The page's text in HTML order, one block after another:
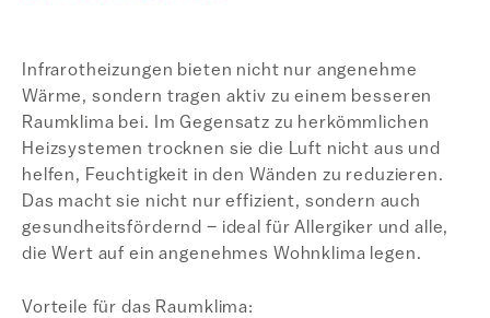
Infrarotheizungen bieten nicht nur angenehme
Wärme, sondern tragen aktiv zu einem besseren
Raumklima bei. Im Gegensatz zu herkömmlichen
Heizsystemen trocknen sie die Luft nicht aus und
helfen, Feuchtigkeit in den Wänden zu reduzieren.
Das macht sie nicht nur effizient, sondern auch
gesundheitsfördernd – ideal für Allergiker und alle,
die Wert auf ein angenehmes Wohnklima legen.
Vorteile für das Raumklima: